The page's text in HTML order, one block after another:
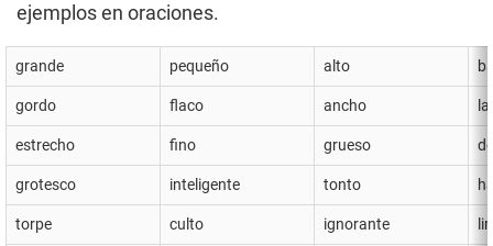
ejemplos en oraciones.
grande pequeño alto
gordo flaco ancho
estrecho fino grueso
grotesco inteligente tonto
torpe culto ignorante